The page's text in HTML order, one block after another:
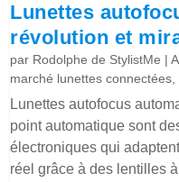
Lunettes
révolution et
par Rodolphe de StylistMe |
marché lunettes connectées,
Lunettes autofocus
point automatique sont
électroniques qui
réel grâce à des lentilles